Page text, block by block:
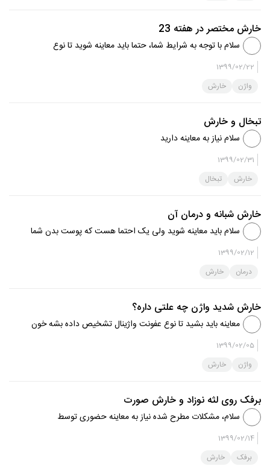
خارش مختصر در هفته 23
سلام با توجه به شرایط شما، حتما باید معاینه شوید تا نوع
ترشحات مشخص گردد و درصورت نیاز تحت درمان دارویی قرار
بگیرید. خارش یکی از علل عفونتهای مختلف واژن است و
1399/02/22
واژن
خارش
تبخال و خارش
سلام نیاز به معاینه دارید
1399/02/31
خارش
تبخال
خارش شبانه و درمان آن
سلام باید معاینه شوید ولی یک احتما هست که پوست بدن شما
خشک باشد اب حمام خیلی داغ نباشد از شوینده ملایم مثل
شامپو بدن یا پن استفاده کنید از لوسیون بدن استفاده کنید
1399/02/12
درمان
خارش
خارش شدید واژن چه علتی داره؟
معاینه باید بشید تا نوع عفونت واژینال تشخیص داده بشه خون
در ادرار ممکنه به خراشیدگی های واژن بر اثر خاراندن مربوط
باشه و‌ممکنه حاکی از مشکلی در سیستم اداری باشه که باید
1399/02/05
واژن
خارش
برفک روی لثه نوزاد و خارش صورت
سلام، مشکلات مطرح شده نیاز به معاینه حضوری توسط
متخصص اطفال دارد.
1399/02/14
برفک
خارش